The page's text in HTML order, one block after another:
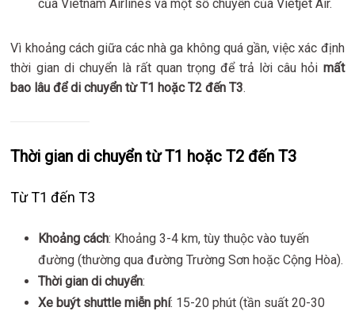
của Vietnam Airlines và một số chuyến của Vietjet Air.
Vì khoảng cách giữa các nhà ga không quá gần, việc xác định
thời gian di chuyển là rất quan trọng để trả lời câu hỏi mất
bao lâu để di chuyển từ T1 hoặc T2 đến T3.
Thời gian di chuyển từ T1 hoặc T2 đến T3
Từ T1 đến T3
Khoảng cách: Khoảng 3-4 km, tùy thuộc vào tuyến
đường (thường qua đường Trường Sơn hoặc Cộng Hòa).
Thời gian di chuyển:
Xe buýt shuttle miễn phí: 15-20 phút (tần suất 20-30